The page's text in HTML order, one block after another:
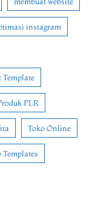
instagram
Template
PLR
Toko Online
Templates